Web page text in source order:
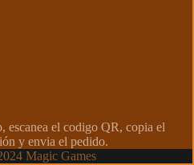
escanea el codigo QR, copia el
y envia el pedido.
Magic Games